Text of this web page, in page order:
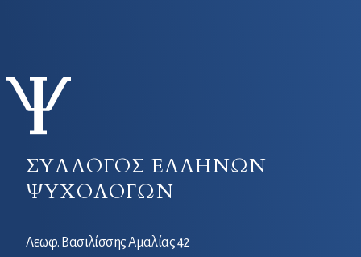
ΣΥΛΛΟΓΟΣ ΕΛΛΗΝΩΝ
ΨΥΧΟΛΟΓΩΝ
Λεωφ. Βασιλίσσης Αμαλίας 42